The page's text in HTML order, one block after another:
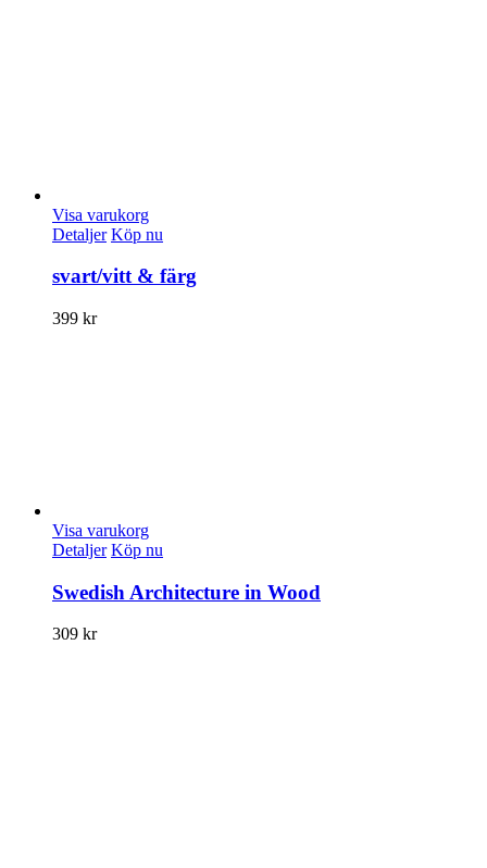
Visa varukorg
Detaljer Köp nu
svart/vitt & färg
399 kr
Visa varukorg
Detaljer Köp nu
Swedish Architecture in Wood
309 kr